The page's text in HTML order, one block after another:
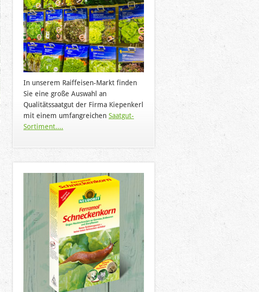
In unserem Raiffeisen-Markt finden
Sie eine große Auswahl an
Qualitätssaatgut der Firma Kiepenkerl
mit einem umfangreichen Saatgut-
Sortiment....